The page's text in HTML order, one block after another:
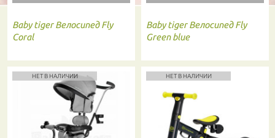
Baby tiger Велосипед Fly
Coral
Baby tiger Велосипед Fly
Green blue
НЕТ В НАЛИЧИИ НЕТ В НАЛИЧИИ